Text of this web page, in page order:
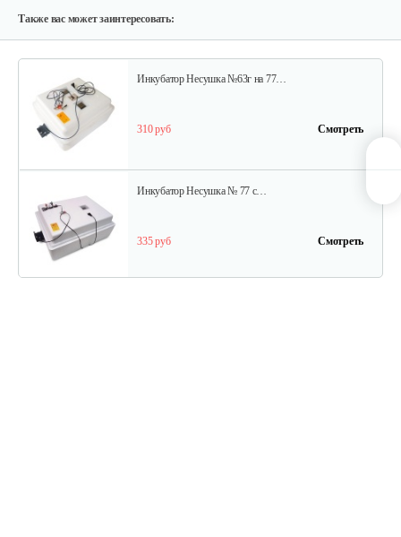
Также вас может заинтересовать:
360 руб
Инкубатор Несушка №63г на 77…
310 руб Смотреть
Инкубатор Несушка № 77 с…
335 руб Смотреть